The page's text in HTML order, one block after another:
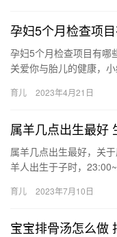
孕妇5个月检查项
孕妇5个月检查项目有哪
关爱你与胎儿的健康，
育儿 2023年4月21日
属羊几点出生最好
属羊几点出生最好，关
羊人出生于子时，
育儿 2023年7月10日
宝宝排骨汤怎么做